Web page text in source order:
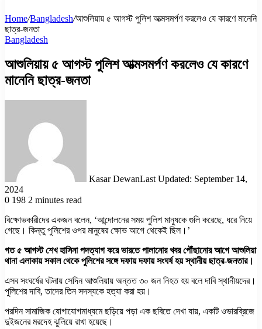
Home/Bangladesh/আশুলিয়ায় ৫ আগস্ট পুলিশ আত্মসমর্পণ করলেও যে কারণে মানেনি
ছাত্র-জনতা
Bangladesh
আশুলিয়ায় ৫ আগস্ট পুলিশ আত্মসমর্পণ করলেও যে কারণে
মানেনি ছাত্র-জনতা
Kasar DewanLast Updated: September 14,
2024
0 198 2 minutes read
বিক্ষোভকারীদের একজন বলেন, ‘আন্দোলনের সময় পুলিশ মানুষকে গুলি করেছে, ধরে নিয়ে
গেছে। কিন্তু পুলিশের ওপর মানুষের ক্ষোভ আগে থেকেই ছিল।’
গত ৫ আগস্ট শেখ হাসিনা পদত্যাগ করে ভারতে পালানোর খবর পৌঁছানোর আগে আশুলিয়া
থানা এলাকায় সকাল থেকে পুলিশের সঙ্গে দফায় দফায় সংঘর্ষ হয় স্থানীয় ছাত্র-জনতার।
এসব সংঘর্ষের ঘটনায় সেদিন আশুলিয়ায় অন্তত ৩০ জন নিহত হয় বলে দাবি স্থানীয়দের।
পুলিশের দাবি, তাদের তিন সদস্যকে হত্যা করা হয়।
পরদিন সামাজিক যোগাযোগমাধ্যমে ছড়িয়ে পড়া এক ছবিতে দেখা যায়, একটি ওভারব্রিজে
দুইজনের মরদেহ ঝুলিয়ে রাখা হয়েছে।